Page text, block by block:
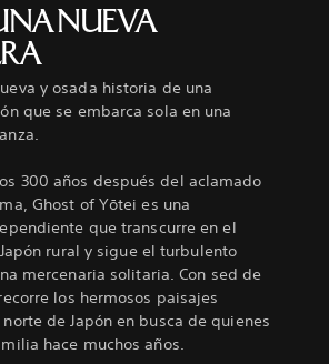
NUEVA
y osada historia de una
que se embarca sola en una
300 años después del aclamado
Ghost of Yōtei es una
que transcurre en el
rural y sigue el turbulento
mercenaria solitaria. Con sed de
los hermosos paisajes
de Japón en busca de quienes
hace muchos años.